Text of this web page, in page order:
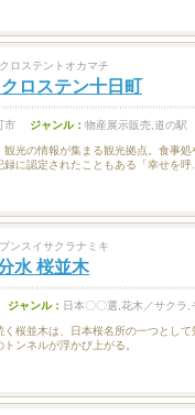
ロステントオカマチ
ロステン十日町
市 ジャンル： 物産展示販売,道の駅
観光の情報が集まる観光拠点。食事
録に認定されたこともある「幸せを呼
ンスイサクラナミキ
水 桜並木
ジャンル： 日本〇〇選,花木／サクラ,
く桜並木は、日本桜名所の一つとし
ンネルが浮かび上がる。